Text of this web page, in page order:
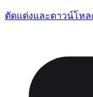
ตัดแต่งและดาวน์โหล